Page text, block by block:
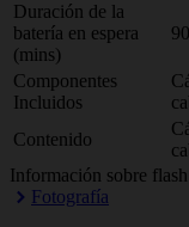
Duración de la
batería en espera
(mins)
Componentes
Incluidos
Contenido
Información sobre
Fotografía